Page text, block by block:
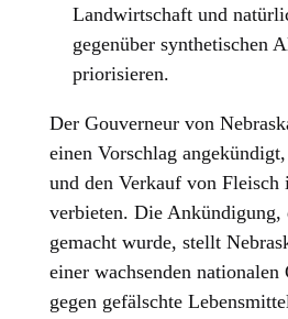
Landwirtschaft und
gegenüber synthetischen
priorisieren.
Der Gouverneur von
einen Vorschlag
und den Verkauf von Fleisch
verbieten. Die Ankündigung,
gemacht wurde, stellt
einer wachsenden nationalen
gegen gefälschte